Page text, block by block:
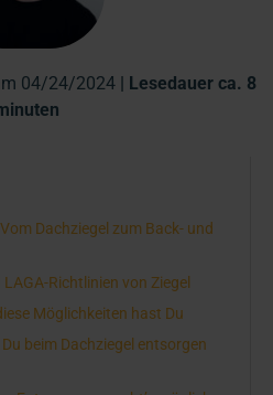
04/24/2024 | Lesedauer ca. 8
Dachziegel zum Back- und
Richtlinien von Ziegel
Möglichkeiten hast Du
beim Dachziegel entsorgen